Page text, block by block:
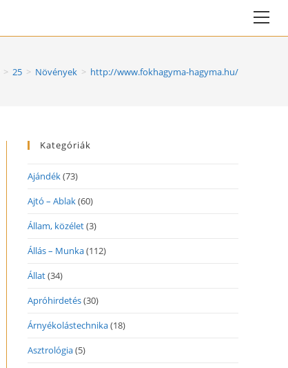
> 25 > Növények > http://www.fokhagyma-hagyma.hu/
Kategóriák
Ajándék(73)
Ajtó – Ablak(60)
Állam, közélet(3)
Állás – Munka(112)
Állat(34)
Apróhirdetés(30)
Árnyékolástechnika(18)
Asztrológia(5)